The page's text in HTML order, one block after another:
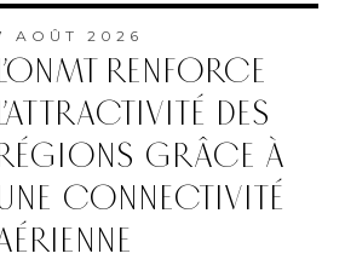
AOÛT 2026
RENFORCE
DES
GRÂCE À
CONNECTIVITÉ